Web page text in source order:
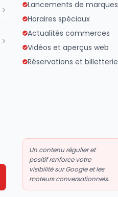
Lancements de marques
Horaires spéciaux
Actualités commerces
Vidéos et aperçus web
Réservations et billetterie
Un contenu régulier et
positif renforce votre
visibilité sur Google et les
moteurs conversationnels.